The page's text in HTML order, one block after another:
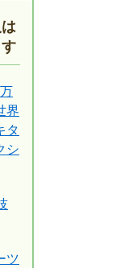
界
タ
シ
ツ